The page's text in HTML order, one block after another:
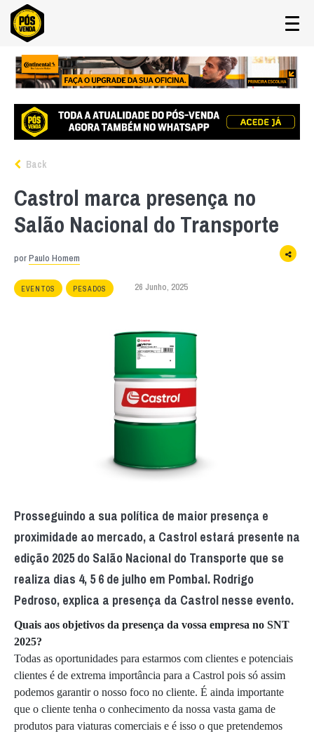
Back
Castrol marca presença no
Salão Nacional do Transporte
porPaulo Homem
EVENTOS PESADOS 26 Junho, 2025
Prosseguindo a sua política de maior presença e
proximidade ao mercado, a Castrol estará presente na
edição 2025 do Salão Nacional do Transporte que se
realiza dias 4, 5 6 de julho em Pombal. Rodrigo
Pedroso, explica a presença da Castrol nesse evento.
Quais aos objetivos da presença da vossa empresa no SNT
2025?
Todas as oportunidades para estarmos com clientes e potenciais
clientes é de extrema importância para a Castrol pois só assim
podemos garantir o nosso foco no cliente. É ainda importante
que o cliente tenha o conhecimento da nossa vasta gama de
produtos para viaturas comerciais e é isso o que pretendemos